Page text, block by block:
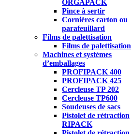
ORGAPACK
Pince à sertir
Cornières carton ou
parafeuillard
Films de palettisation
Films de palettisation
Machines et systèmes
d’emballages
PROFIPACK 400
PROFIPACK 425
Cercleuse TP 202
Cercleuse TP600
Soudeuses de sacs
Pistolet de rétraction
RIPACK